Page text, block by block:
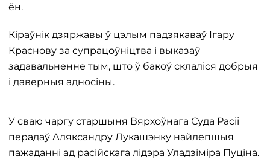
ён.
Кіраўнік дзяржавы ў цэлым падзякаваў Ігару
Краснову за супрацоўніцтва і выказаў
задавальненне тым, што ў бакоў склаліся добрыя
і даверныя адносіны.
У сваю чаргу старшыня Вярхоўнага Суда Расіі
перадаў Аляксандру Лукашэнку найлепшыя
пажаданні ад расійскага лідэра Уладзіміра Пуціна.